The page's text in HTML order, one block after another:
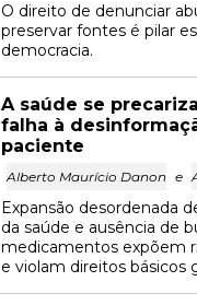
O direito de denunciar
preservar fontes é pilar
democracia.
A saúde se
falha à
paciente
Alberto Maurício Danon e
Expansão desordenada
da saúde e ausência de
medicamentos expõem
e violam direitos básicos